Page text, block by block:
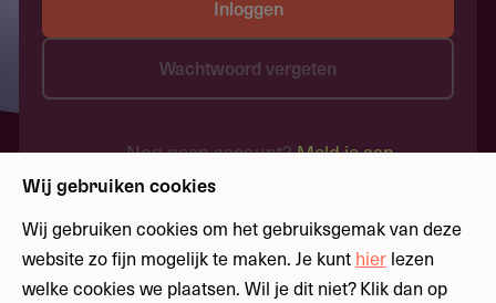
Inloggen
Wachtwoord vergeten
Nog geen account?Meld je aan
Wij gebruiken cookies
Wij gebruiken cookies om het gebruiksgemak van deze
website zo fijn mogelijk te maken. Je kunt hier lezen
welke cookies we plaatsen. Wil je dit niet? Klik dan op